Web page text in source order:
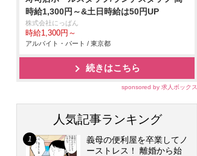
時給1,300円～&土日時給は50円UP
株式会社にっぱん
時給1,300円～
アルバイト・パート / 東京都
続きはこちら
sponsored by 求人ボックス
人気記事ランキング
義母の便利屋を卒業してノ
ーストレス！ 離婚から始